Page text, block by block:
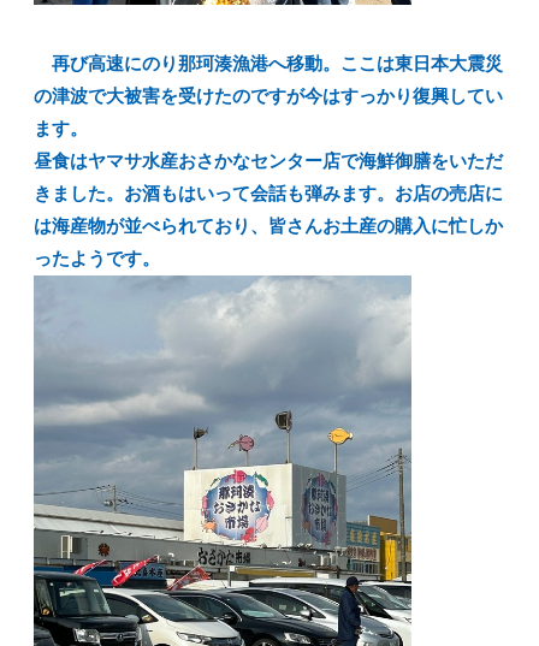
再び高速にのり那珂湊漁港へ移動。ここは東日本大震災
の津波で大被害を受けたのですが今はすっかり復興してい
ます。
昼食はヤマサ水産おさかなセンター店で海鮮御膳をいただ
きました。お酒もはいって会話も弾みます。お店の売店に
は海産物が並べられており、皆さんお土産の購入に忙しか
ったようです。